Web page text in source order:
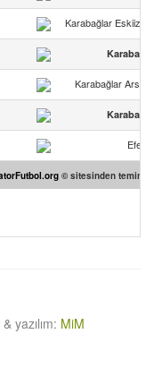
Karabağlar
Karabağlar
© sitesinden temin
yazılım: MiM